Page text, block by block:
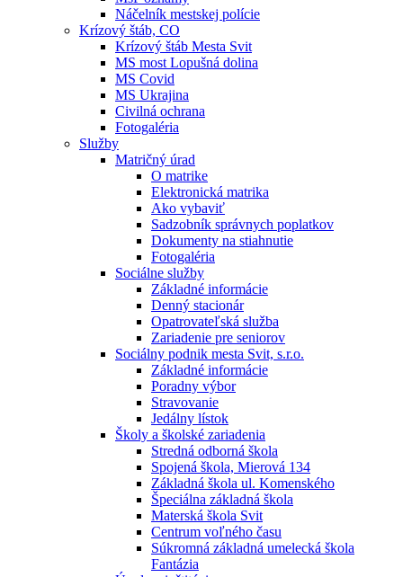
Náčelník mestskej polície
Krízový štáb, CO
Krízový štáb Mesta Svit
MS most Lopušná dolina
MS Covid
MS Ukrajina
Civilná ochrana
Fotogaléria
Služby
Matričný úrad
O matrike
Elektronická matrika
Ako vybaviť
Sadzobník správnych poplatkov
Dokumenty na stiahnutie
Fotogaléria
Sociálne služby
Základné informácie
Denný stacionár
Opatrovateľská služba
Zariadenie pre seniorov
Sociálny podnik mesta Svit, s.r.o.
Základné informácie
Poradny výbor
Stravovanie
Jedálny lístok
Školy a školské zariadenia
Stredná odborná škola
Spojená škola, Mierová 134
Základná škola ul. Komenského
Špeciálna základná škola
Materská škola Svit
Centrum voľného času
Súkromná základná umelecká škola
Fantázia